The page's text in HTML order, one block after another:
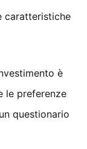
caratteristiche
è
le preferenze
questionario